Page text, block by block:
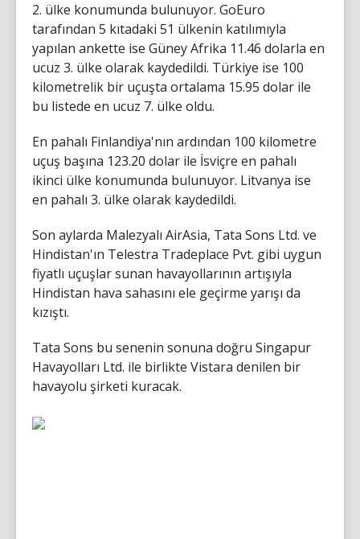
2. ülke konumunda bulunuyor. GoEuro
tarafından 5 kıtadaki 51 ülkenin katılımıyla
yapılan ankette ise Güney Afrika 11.46 dolarla en
ucuz 3. ülke olarak kaydedildi. Türkiye ise 100
kilometrelik bir uçuşta ortalama 15.95 dolar ile
bu listede en ucuz 7. ülke oldu.
En pahalı Finlandiya'nın ardından 100 kilometre
uçuş başına 123.20 dolar ile İsviçre en pahalı
ikinci ülke konumunda bulunuyor. Litvanya ise
en pahalı 3. ülke olarak kaydedildi.
Son aylarda Malezyalı AirAsia, Tata Sons Ltd. ve
Hindistan'ın Telestra Tradeplace Pvt. gibi uygun
fiyatlı uçuşlar sunan havayollarının artışıyla
Hindistan hava sahasını ele geçirme yarışı da
kızıştı.
Tata Sons bu senenin sonuna doğru Singapur
Havayolları Ltd. ile birlikte Vistara denilen bir
havayolu şirketi kuracak.